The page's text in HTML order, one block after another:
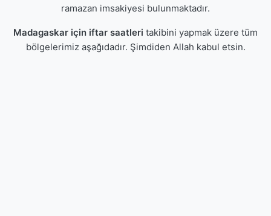
ramazan imsakiyesi bulunmaktadır.
Madagaskar için iftar saatleri takibini yapmak üzere tüm
bölgelerimiz aşağıdadır. Şimdiden Allah kabul etsin.